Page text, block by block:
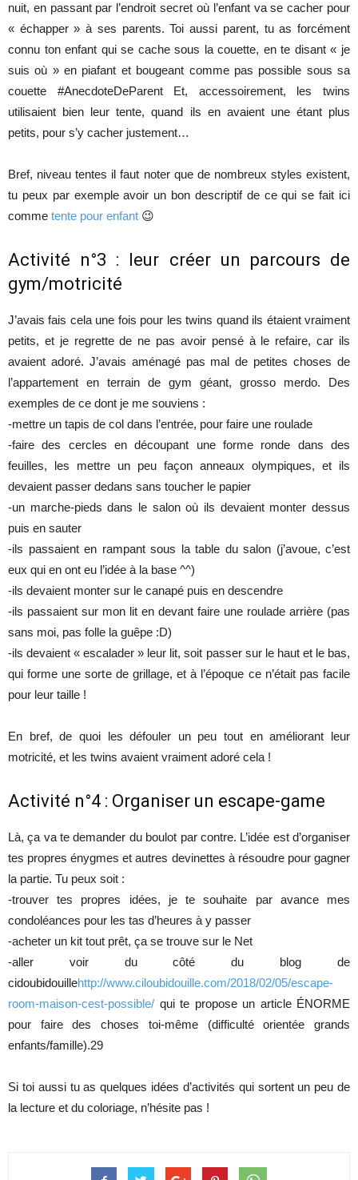
nuit, en passant par l’endroit secret où l’enfant va se cacher pour
« échapper » à ses parents. Toi aussi parent, tu as forcément
connu ton enfant qui se cache sous la couette, en te disant « je
suis où » en piafant et bougeant comme pas possible sous sa
couette #AnecdoteDeParent Et, accessoirement, les twins
utilisaient bien leur tente, quand ils en avaient une étant plus
petits, pour s’y cacher justement…
Bref, niveau tentes il faut noter que de nombreux styles existent,
tu peux par exemple avoir un bon descriptif de ce qui se fait ici
comme tente pour enfant 😉
Activité n°3 : leur créer un parcours de
gym/motricité
J’avais fais cela une fois pour les twins quand ils étaient vraiment
petits, et je regrette de ne pas avoir pensé à le refaire, car ils
avaient adoré. J’avais aménagé pas mal de petites choses de
l’appartement en terrain de gym géant, grosso merdo. Des
exemples de ce dont je me souviens :
-mettre un tapis de col dans l’entrée, pour faire une roulade
-faire des cercles en découpant une forme ronde dans des
feuilles, les mettre un peu façon anneaux olympiques, et ils
devaient passer dedans sans toucher le papier
-un marche-pieds dans le salon où ils devaient monter dessus
puis en sauter
-ils passaient en rampant sous la table du salon (j’avoue, c’est
eux qui en ont eu l’idée à la base ^^)
-ils devaient monter sur le canapé puis en descendre
-ils passaient sur mon lit en devant faire une roulade arrière (pas
sans moi, pas folle la guêpe :D)
-ils devaient « escalader » leur lit, soit passer sur le haut et le bas,
qui forme une sorte de grillage, et à l’époque ce n’était pas facile
pour leur taille !
En bref, de quoi les défouler un peu tout en améliorant leur
motricité, et les twins avaient vraiment adoré cela !
Activité n°4 : Organiser un escape-game
Là, ça va te demander du boulot par contre. L’idée est d’organiser
tes propres énygmes et autres devinettes à résoudre pour gagner
la partie. Tu peux soit :
-trouver tes propres idées, je te souhaite par avance mes
condoléances pour les tas d’heures à y passer
-acheter un kit tout prêt, ça se trouve sur le Net
-aller voir du côté du blog de
cidoubidouillehttp://www.ciloubidouille.com/2018/02/05/escape-
room-maison-cest-possible/ qui te propose un article ÉNORME
pour faire des choses toi-même (difficulté orientée grands
enfants/famille).29
Si toi aussi tu as quelques idées d’activités qui sortent un peu de
la lecture et du coloriage, n’hésite pas !